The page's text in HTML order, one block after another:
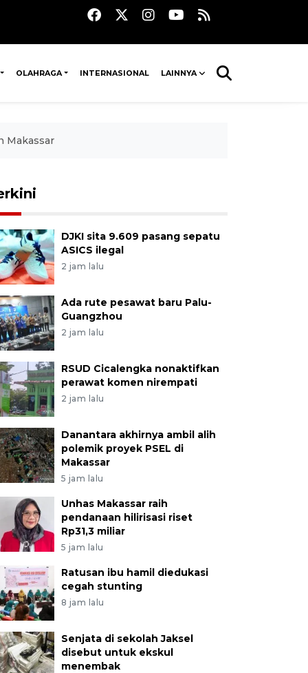
OLAHRAGA INTERNASIONAL LAINNYA
Makassar
DJKI sita 9.609 pasang sepatu
ASICS ilegal
2 jam lalu
Ada rute pesawat baru Palu-
Guangzhou
2 jam lalu
RSUD Cicalengka nonaktifkan
perawat komen nirempati
2 jam lalu
Danantara akhirnya ambil alih
polemik proyek PSEL di
Makassar
5 jam lalu
Unhas Makassar raih
pendanaan hilirisasi riset
Rp31,3 miliar
5 jam lalu
Ratusan ibu hamil diedukasi
cegah stunting
8 jam lalu
Senjata di sekolah Jaksel
disebut untuk ekskul
menembak